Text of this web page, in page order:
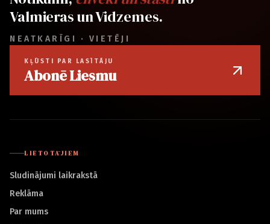
Valmieras un Vidzemes.
NEATKARĪGI · VIETĒJI
KĻŪSTI PAR LASĪTĀJU
Abonē Liesmu
LIETOTĀJIEM
Sludinājumi laikrakstā
Reklāma
Par mums